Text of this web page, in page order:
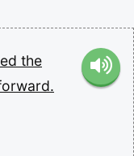
the